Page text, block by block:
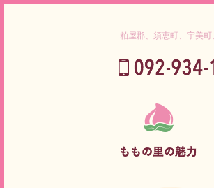
粕屋郡、須恵町、宇美